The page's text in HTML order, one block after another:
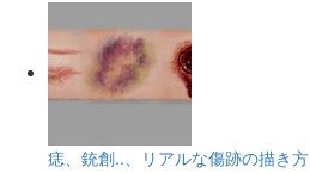
痣、銃創..、リアルな傷跡の描き方